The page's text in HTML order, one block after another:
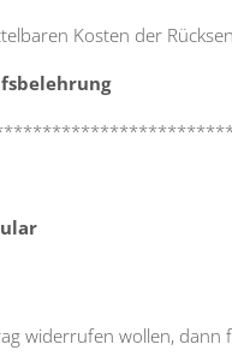
Kosten der
widerrufen wollen, dann